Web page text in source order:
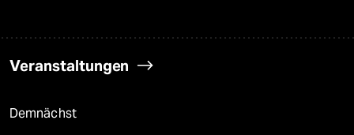
Veranstaltungen
Demnächst